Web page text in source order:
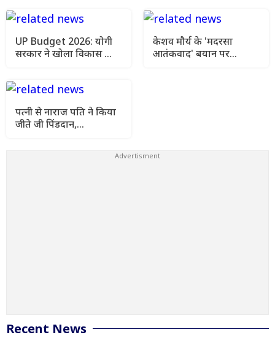
UP Budget 2026: योगी
सरकार ने खोला विकास का
केशव मौर्य के 'मदरसा
आतंकवाद' बयान पर
पत्नी से नाराज पति ने किया
जीते जी पिंडदान,
Recent News